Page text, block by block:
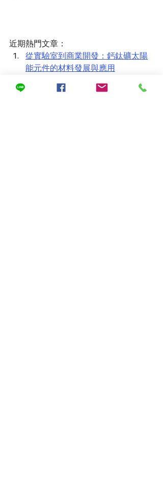
近期熱門文章：
從實驗室到商業開發：鈣鈦礦太陽
能元件的材料發展與應用
太陽能的未來之路